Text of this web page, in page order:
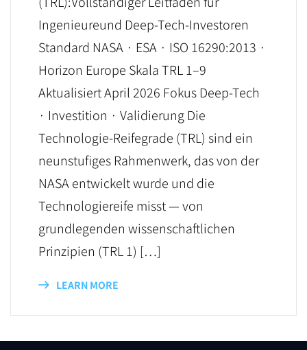
Ingenieureund Deep-Tech-Investoren
Standard NASA · ESA · ISO 16290:2013 ·
Horizon Europe Skala TRL 1–9
Aktualisiert April 2026 Fokus Deep-Tech
· Investition · Validierung Die
Technologie-Reifegrade (TRL) sind ein
neunstufiges Rahmenwerk, das von der
NASA entwickelt wurde und die
Technologiereife misst — von
grundlegenden wissenschaftlichen
Prinzipien (TRL 1) […]
LEARN MORE